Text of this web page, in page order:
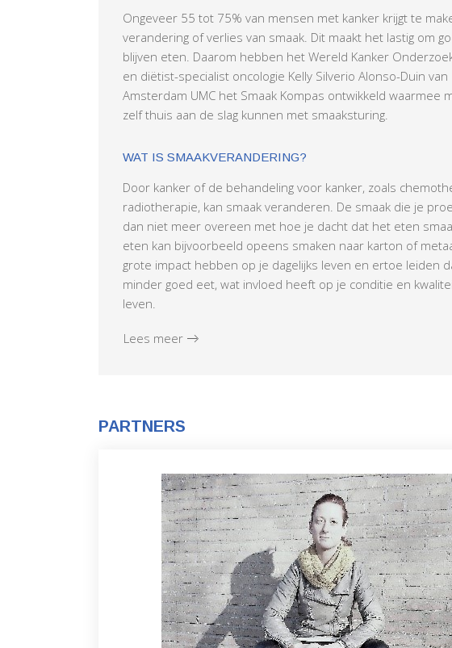
Ongeveer 55 tot 75% van mensen met kanker krijgt te
verandering of verlies van smaak. Dit maakt het lastig om
blijven eten. Daarom hebben het Wereld Kanker
en diëtist-specialist oncologie Kelly Silverio Alonso-Duin van
Amsterdam UMC het Smaak Kompas ontwikkeld waarmee
zelf thuis aan de slag kunnen met smaaksturing.
WAT IS SMAAKVERANDERING?
Door kanker of de behandeling voor kanker, zoals
radiotherapie, kan smaak veranderen. De smaak die je
dan niet meer overeen met hoe je dacht dat het eten
eten kan bijvoorbeeld opeens smaken naar karton of
grote impact hebben op je dagelijks leven en ertoe leiden
minder goed eet, wat invloed heeft op je conditie en
leven.
Lees meer
PARTNERS